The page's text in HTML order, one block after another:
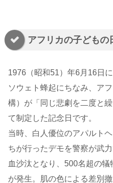
アフリカの子どもの
1976（昭和51）年6月16日
ソウェト蜂起にちなみ、ア
構）が「同じ悲劇を二度と
て制定した記念日です。
当時、白人優位のアパルト
ちが行ったデモを警察が武
血沙汰となり、500名超の
が発生。肌の色による差別